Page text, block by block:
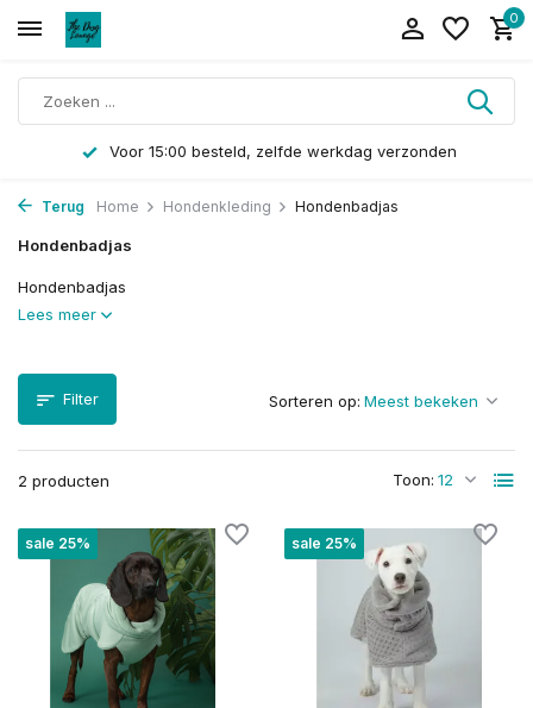
0
Voor 15:00 besteld, zelfde werkdag verzonden
Terug Home Hondenkleding Hondenbadjas
Hondenbadjas
Hondenbadjas
Lees meer
Filter
2 producten Toon:
Sorteren op:
sale 25% sale 25%